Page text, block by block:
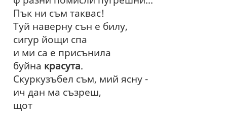
Пък ни съм таквас!
Туй наверну сън е билу,
сигур йощи спа
и ми са е присънила
буйна красута.
Скуркузъбел съм, мий ясну -
ич дан ма съзреш,
щот